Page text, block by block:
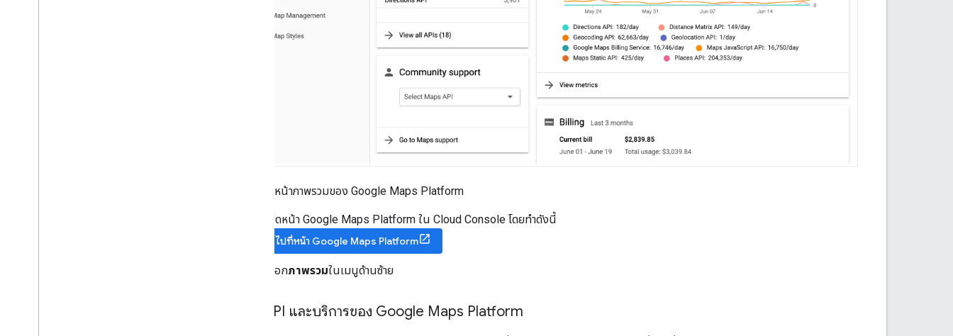
วิธีเข้าถึงหน้าภาพรวมของ Google Maps Platform
เปิดหน้า Google Maps Platform ใน Cloud Console โดยทำดังนี้
ไปที่หน้า Google Maps Platform
เลือกภาพรวมในเมนูด้านซ้าย
หน้า API และบริการของ Google Maps Platform